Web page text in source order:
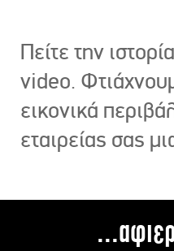
Πείτε την
video.
εικονικά
εταιρείας σας